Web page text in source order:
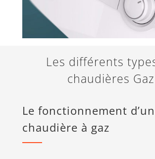
Les différents
chaudières Gaz
Le fonctionnement
chaudière à gaz